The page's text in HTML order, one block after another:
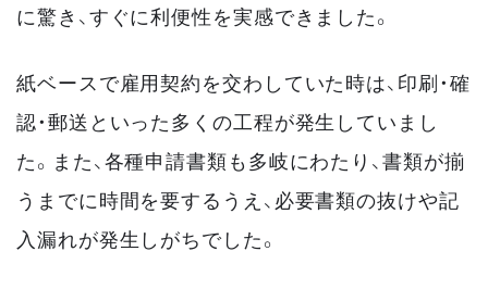
に驚き、すぐに利便性を実感できました。
紙ベースで雇用契約を交わしていた時は、印刷・確
認・郵送といった多くの工程が発生していまし
た。また、各種申請書類も多岐にわたり、書類が揃
うまでに時間を要するうえ、必要書類の抜けや記
入漏れが発生しがちでした。